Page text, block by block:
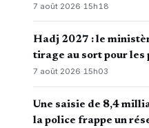
7 août 2026· 15h18
Hadj 2027 : le
tirage au sort pour
7 août 2026·15h03
Une saisie de 8,4
la police frappe un